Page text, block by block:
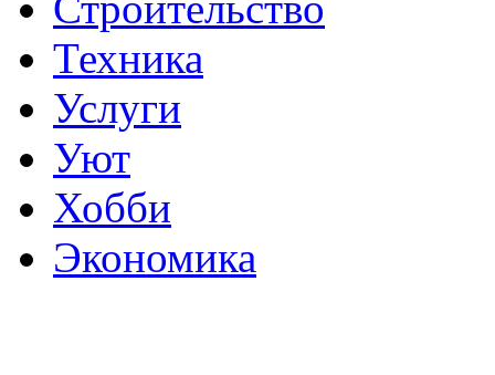
Техника
Услуги
Уют
Хобби
Экономика